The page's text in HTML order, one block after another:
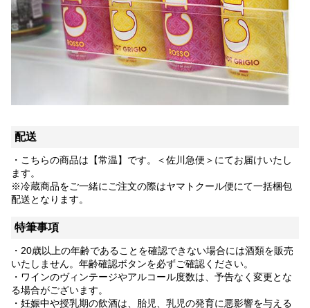
配送
・こちらの商品は【常温】です。＜佐川急便＞にてお届けいたし
ます。
※冷蔵商品をご一緒にご注文の際はヤマトクール便にて一括梱包
配送となります。
特筆事項
・20歳以上の年齢であることを確認できない場合には酒類を販売
いたしません。年齢確認ボタンを必ずご確認ください。
・ワインのヴィンテージやアルコール度数は、予告なく変更とな
る場合がございます。
・妊娠中や授乳期の飲酒は、胎児、乳児の発育に悪影響を与える